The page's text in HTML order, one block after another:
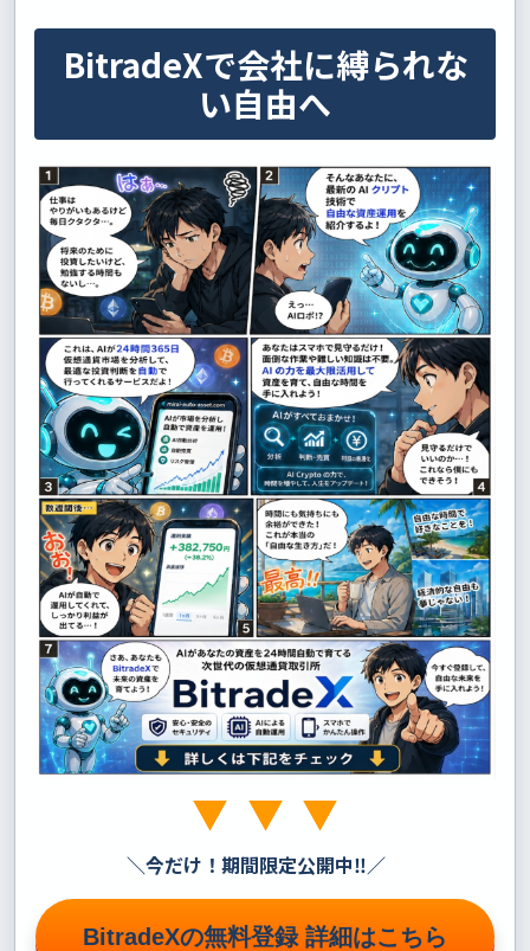
BitradeXで会社に縛られな
い自由へ
＼今だけ！期間限定公開中‼／
BitradeXの無料登録 詳細はこちら